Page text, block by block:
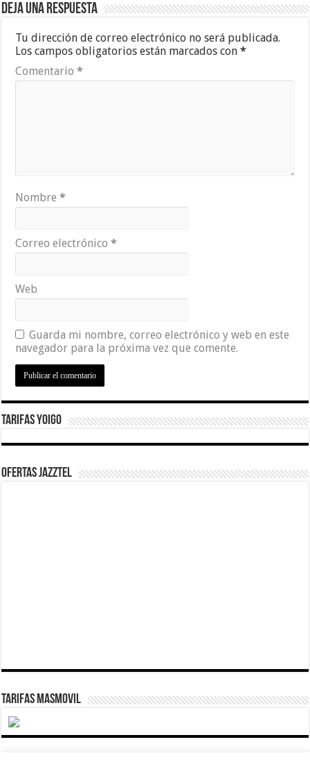
Deja una respuesta
Tu dirección de correo electrónico no será publicada.
Los campos obligatorios están marcados con*
Comentario*
Nombre*
Correo electrónico*
Web
Guarda mi nombre, correo electrónico y web en este
navegador para la próxima vez que comente.
Tarifas Yoigo
Ofertas Jazztel
TARIFAS MASMOVIL